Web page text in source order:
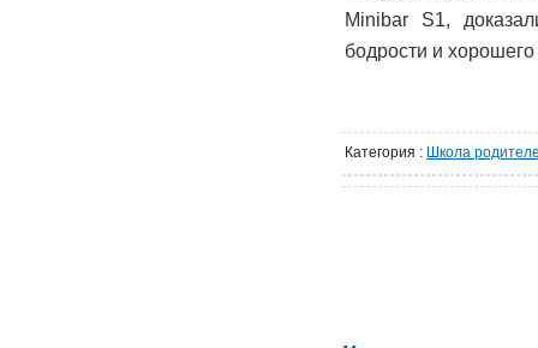
Minibar S1,
бодрости и
Категория : Школа